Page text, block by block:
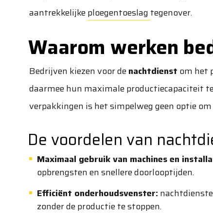
aantrekkelijkeploegentoeslag tegenover.
Waarom werken
Bedrijven kiezen voor denachtdienst om het
daarmee hun maximale productiecapaciteit
verpakkingen is het simpelweg geen optie
De voordelen van
Maximaal gebruik van machines en
opbrengsten en snellere doorlooptijden.
Efficiënt onderhoudsvenster:
zonder de productie te stoppen.